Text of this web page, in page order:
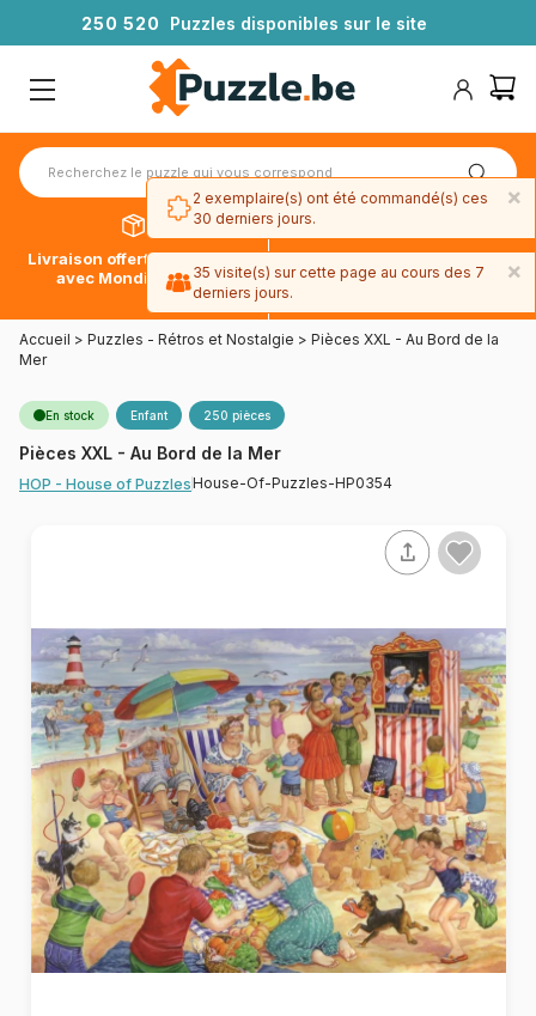
250 520 Puzzles disponibles sur le site
Livraison offerte dès 39€*
avec Mondial Relay
Paiement en 4x sans frais
avec Paypal
Accueil > Puzzles - Rétros et Nostalgie > Pièces XXL - Au Bord de la
Mer
En stock Enfant 250 pièces
Pièces XXL - Au Bord de la Mer
HOP - House of PuzzlesHouse-Of-Puzzles-HP0354
×
2 exemplaire(s) ont été commandé(s) ces
30 derniers jours.
×
35 visite(s) sur cette page au cours des 7
derniers jours.